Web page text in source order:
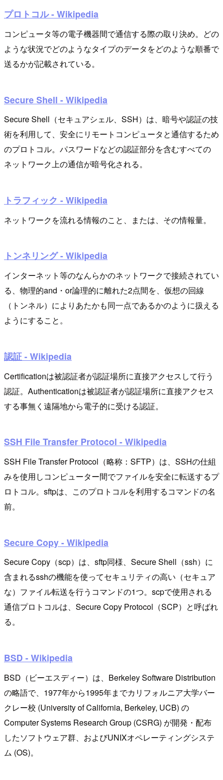
プロトコル - Wikipedia
コンピュータ等の電子機器間で通信する際の取り決め。どの
ような状況でどのようなタイプのデータをどのような順番で
送るかが記載されている。
Secure Shell - Wikipedia
Secure Shell（セキュアシェル、SSH）は、暗号や認証の技
術を利用して、安全にリモートコンピュータと通信するため
のプロトコル。パスワードなどの認証部分を含むすべての
ネットワーク上の通信が暗号化される。
トラフィック - Wikipedia
ネットワークを流れる情報のこと、または、その情報量。
トンネリング - Wikipedia
インターネット等のなんらかのネットワークで接続されてい
る、物理的and・or論理的に離れた2点間を、仮想の回線
（トンネル）によりあたかも同一点であるかのように扱える
ようにすること。
認証 - Wikipedia
Certificationは被認証者が認証場所に直接アクセスして行う
認証。Authenticationは被認証者が認証場所に直接アクセス
する事無く遠隔地から電子的に受ける認証。
SSH File Transfer Protocol - Wikipedia
SSH File Transfer Protocol（略称：SFTP）は、SSHの仕組
みを使用しコンピューター間でファイルを安全に転送するプ
ロトコル。sftpは、このプロトコルを利用するコマンドの名
前。
Secure Copy - Wikipedia
Secure Copy（scp）は、sftp同様、Secure Shell（ssh）に
含まれるsshの機能を使ってセキュリティの高い（セキュア
な）ファイル転送を行うコマンドの1つ。scpで使用される
通信プロトコルは、Secure Copy Protocol（SCP）と呼ばれ
る。
BSD - Wikipedia
BSD（ビーエスディー）は、Berkeley Software Distribution
の略語で、1977年から1995年までカリフォルニア大学バー
クレー校 (University of California, Berkeley, UCB) の
Computer Systems Research Group (CSRG) が開発・配布
したソフトウェア群、およびUNIXオペレーティングシステ
ム (OS)。